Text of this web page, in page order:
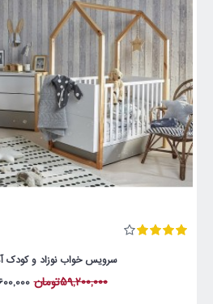
سرویس خواب نوزاد و کودک
59,200,000تومان